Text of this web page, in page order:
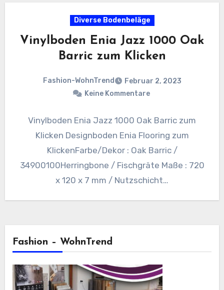
Diverse Bodenbeläge
Vinylboden Enia Jazz 1000 Oak
Barric zum Klicken
Fashion-WohnTrend
Februar 2, 2023
Keine Kommentare
Vinylboden Enia Jazz 1000 Oak Barric zum
Klicken Designboden Enia Flooring zum
KlickenFarbe/Dekor : Oak Barric /
34900100Herringbone / Fischgräte Maße : 720
x 120 x 7 mm / Nutzschicht…
Fashion – WohnTrend